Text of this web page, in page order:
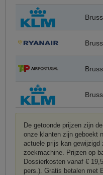
De getoonde prijzen zijn
onze klanten zijn geboekt
actuele prijs kan gewijzigd
zoekmachine. Prijzen op
Dossierkosten vanaf €
pers.). Gratis betalen met